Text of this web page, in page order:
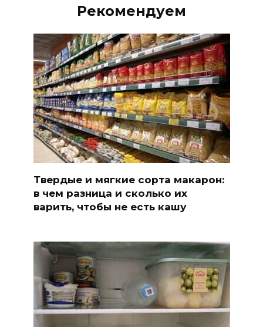
Рекомендуем
Твердые и мягкие сорта макарон:
в чем разница и сколько их
варить, чтобы не есть кашу